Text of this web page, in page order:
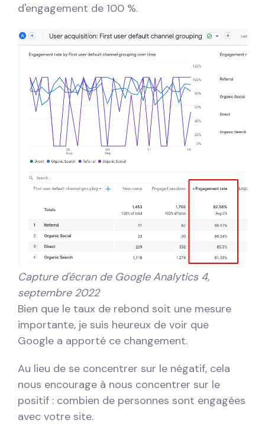
d'engagement de 100 %.
Capture d'écran de Google Analytics 4,
septembre 2022
Bien que le taux de rebond soit une mesure
importante, je suis heureux de voir que
Google a apporté ce changement.
Au lieu de se concentrer sur le négatif, cela
nous encourage à nous concentrer sur le
positif : combien de personnes sont engagées
avec votre site.